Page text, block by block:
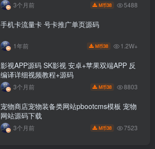
3个月前 M币38 5488
手机卡流量卡 号卡推广单页源码
1年前 M币38 1.2W+
影视APP源码 SK影视 安卓+苹果双端APP 反
编译详细视频教程+源码
3个月前 M币38 8803
宠物商店宠物装备类网站pbootcms模板 宠物
网站源码下载
3个月前 M币38 7523